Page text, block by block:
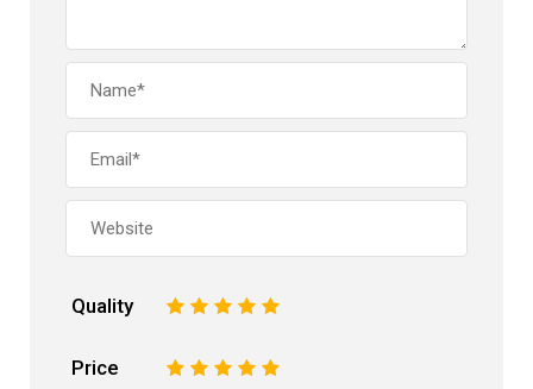
Quality 5
4
3
2
Price 5
4
3
2